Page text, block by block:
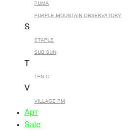
PUMA
PURPLE MOUNTAIN OBSERVATORY
S
STAPLE
SUB SUN
TEN C
V
VILLAGE PM
Арт
Sale